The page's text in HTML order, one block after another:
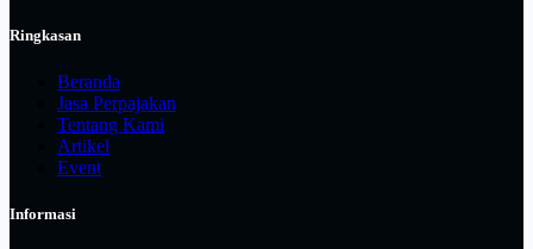
Ringkasan
Beranda
Jasa Perpajakan
Tentang Kami
Artikel
Event
Informasi